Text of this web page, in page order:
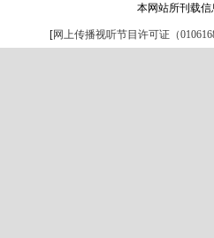
本网站所刊载
[网上传播视听节目许可证（